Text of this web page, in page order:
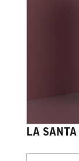
LA SANTA